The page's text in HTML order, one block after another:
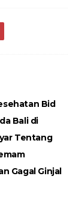
Bid
Bali di
Tentang
Gagal Ginjal